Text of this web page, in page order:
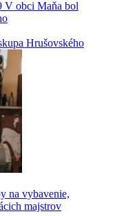
Hrušovského
na vybavenie,
majstrov